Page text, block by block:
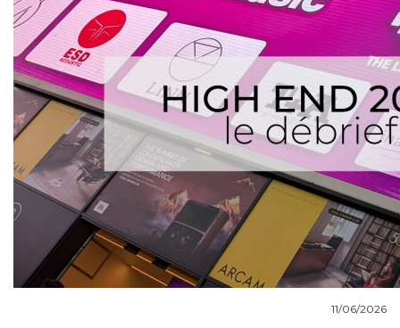
BANCS D'ESSAI
COUPS DE COEUR
DOSSIERS
NOUS CONTACTER
11/06/2026